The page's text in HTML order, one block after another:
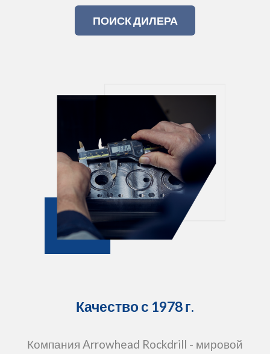
ПОИСК ДИЛЕРА
Качество с 1978 г.
Компания Arrowhead Rockdrill - мировой